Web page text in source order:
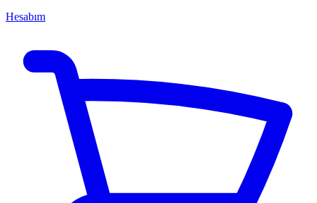
Hesabım